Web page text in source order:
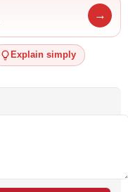
→
Explain simply